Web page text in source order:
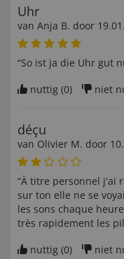
Uhr
van Anja B. door
“So ist ja die Uhr gut
nuttig (0) niet
déçu
van Olivier M. door
“À titre personnel j'ai
sur ton elle ne se
les sons chaque
très rapidement les
nuttig (0) niet